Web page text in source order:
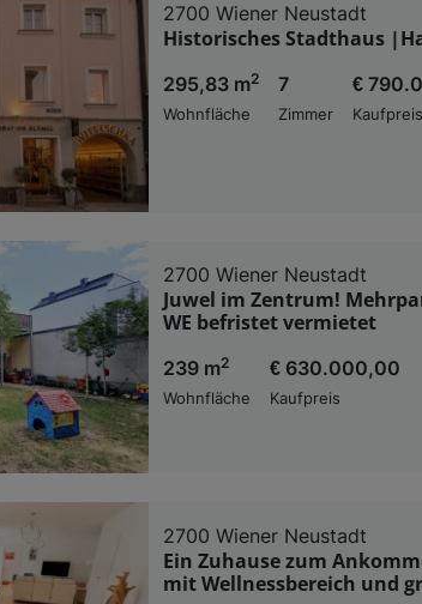
2700 Wiener Neustadt
Historisches Stadthaus
295,83 m2
Wohnfläche
7
Zimmer
€
Kaufpreis
2700 Wiener Neustadt
Juwel im Zentrum!
WE befristet vermietet
239 m2
Wohnfläche
€ 630.000,00
Kaufpreis
2700 Wiener Neustadt
Ein Zuhause zum
mit Wellnessbereich und